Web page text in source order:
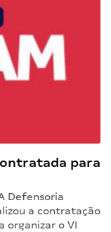
para
Defensoria
a contratação
organizar o VI